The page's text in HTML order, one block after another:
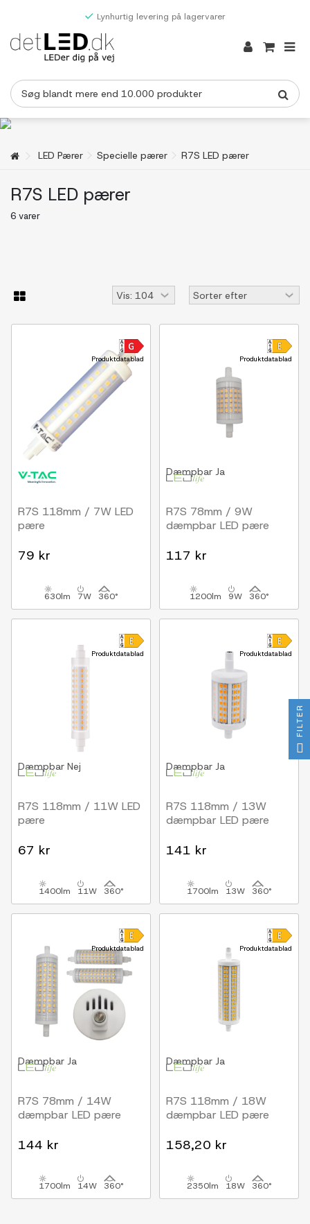
Lynhurtig levering på lagervarer
LED Pærer Specielle pærer R7S LED pærer
R7S LED pærer
6 varer
Produktdatablad
R7S 118mm / 7W LED
pære
79 kr
630lm 7W 360°
Produktdatablad
Dæmpbar Ja
R7S 78mm / 9W
dæmpbar LED pære
117 kr
1200lm 9W 360°
Produktdatablad
Dæmpbar Nej
R7S 118mm / 11W LED
pære
67 kr
1400lm 11W 360°
Produktdatablad
Dæmpbar Ja
R7S 118mm / 13W
dæmpbar LED pære
141 kr
1700lm 13W 360°
Produktdatablad
Dæmpbar Ja
R7S 78mm / 14W
dæmpbar LED pære
144 kr
1700lm 14W 360°
Produktdatablad
Dæmpbar Ja
R7S 118mm / 18W
dæmpbar LED pære
158,20 kr
2350lm 18W 360°
FILTER